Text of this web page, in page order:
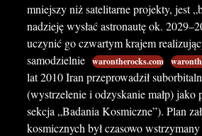
mniejszy niż satelitarne projekty, jest
nadzieję wysłać astronautę ok.
uczynić go czwartym krajem
samodzielnie warontherocks.com
lat 2010 Iran przeprowadził
(wystrzelenie i odzyskanie małp) jako
sekcja „Badania Kosmiczne”). Plan
kosmicznych był czasowo